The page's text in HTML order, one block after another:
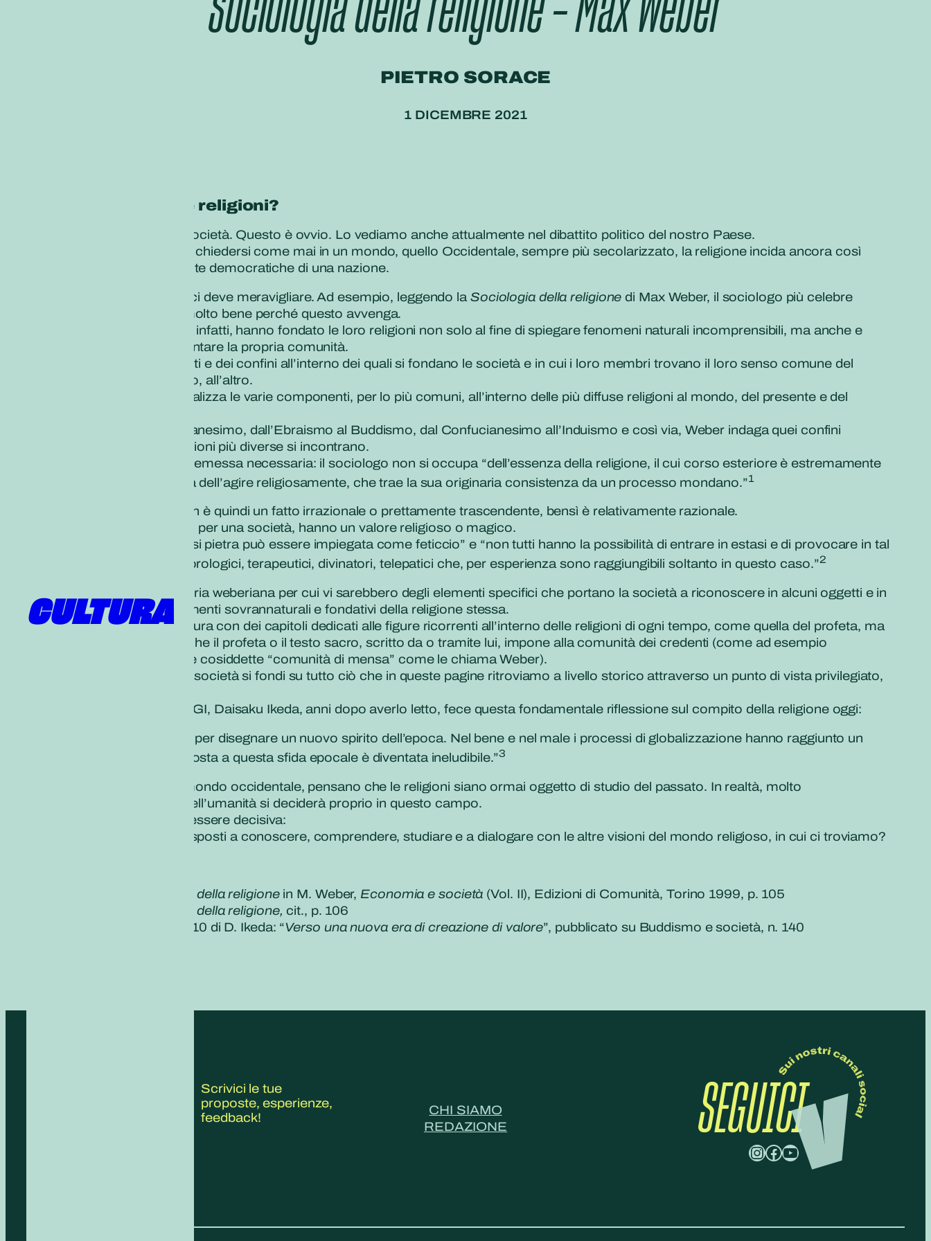
CULTURA
PIETRO SORACE
1 DICEMBRE 2021
A cosa servono le religioni?
La religione influenza la società. Questo è ovvio. Lo vediamo anche attualmente nel dibattito politico del nostro Paese.
Eppure, in molti possono chiedersi come mai in un mondo, quello Occidentale, sempre più secolarizzato, la religione incida ancora così
profondamente nelle scelte democratiche di una nazione.
Innanzitutto, questo non ci deve meravigliare. Ad esempio, leggendo la Sociologia della religione di Max Weber, il sociologo più celebre
dell’800, si comprende molto bene perché questo avvenga.
Le società di ogni tempo, infatti, hanno fondato le loro religioni non solo al fine di spiegare fenomeni naturali incomprensibili, ma anche e
soprattutto per regolamentare la propria comunità.
La religione mette dei limiti e dei confini all’interno dei quali si fondano le società e in cui i loro membri trovano il loro senso comune del
mondo rispetto all’esterno, all’altro.
In questo testo Weber analizza le varie componenti, per lo più comuni, all’interno delle più diffuse religioni al mondo, del presente e del
Dal Paganesimo al Cristianesimo, dall’Ebraismo al Buddismo, dal Confucianesimo all’Induismo e così via, Weber indaga quei confini
all’interno dei quali le religioni più diverse si incontrano.
Il tedesco parte da una premessa necessaria: il sociologo non si occupa “dell’essenza della religione, il cui corso esteriore è estremamente
multiforme, ma si occupa dell’agire religiosamente, che trae la sua originaria consistenza da un processo mondano.”1
L’agire religiosamente non è quindi un fatto irrazionale o prettamente trascendente, bensì è relativamente razionale.
Infatti, non tutti gli oggetti, per una società, hanno un valore religioso o magico.
Ad esempio “non qualsiasi pietra può essere impiegata come feticcio” e “non tutti hanno la possibilità di entrare in estasi e di provocare in tal
modo quegli effetti meteorologici, terapeutici, divinatori, telepatici che, per esperienza sono raggiungibili soltanto in questo caso.”2
Da qui, infatti, parte la teoria weberiana per cui vi sarebbero degli elementi specifici che portano la società a riconoscere in alcuni oggetti e in
alcune persone degli elementi sovrannaturali e fondativi della religione stessa.
Il testo, infatti, poi si struttura con dei capitoli dedicati alle figure ricorrenti all’interno delle religioni di ogni tempo, come quella del profeta, ma
anche alle forme sociali che il profeta o il testo sacro, scritto da o tramite lui, impone alla comunità dei credenti (come ad esempio
restrizioni alimentari, nelle cosiddette “comunità di mensa” come le chiama Weber).
È innegabile che l’attuale società si fondi su tutto ciò che in queste pagine ritroviamo a livello storico attraverso un punto di vista privilegiato,
Il terzo presidente della SGI, Daisaku Ikeda, anni dopo averlo letto, fece questa fondamentale riflessione sul compito della religione oggi:
“Dobbiamo lavorare per disegnare un nuovo spirito dell’epoca. Nel bene e nel male i processi di globalizzazione hanno raggiunto un
livello tale che la risposta a questa sfida epocale è diventata ineludibile.”3
In molti, soprattutto nel mondo occidentale, pensano che le religioni siano ormai oggetto di studio del passato. In realtà, molto
probabilmente, il futuro dell’umanità si deciderà proprio in questo campo.
Una domanda potrebbe essere decisiva:
Quanto siamo pronti e disposti a conoscere, comprendere, studiare e a dialogare con le altre visioni del mondo religioso, in cui ci troviamo?
Sociologia della religionein M. Weber, Economia e società (Vol. II), Edizioni di Comunità, Torino 1999, p. 105
Sociologia della religione, cit., p. 106
Proposta di pace 2010 di D. Ikeda: “Verso una nuova era di creazione di valore”, pubblicato su Buddismo e società, n. 140
Scrivici le tue
proposte, esperienze,
feedback!
CHI SIAMO
REDAZIONE
SEGUICI
InstagramFacebook YouTube